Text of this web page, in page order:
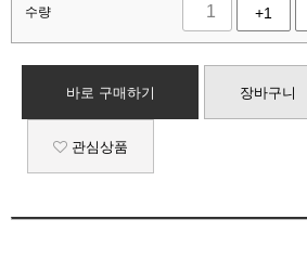
수량 +1
바로 구매하기 장바구니
관심상품